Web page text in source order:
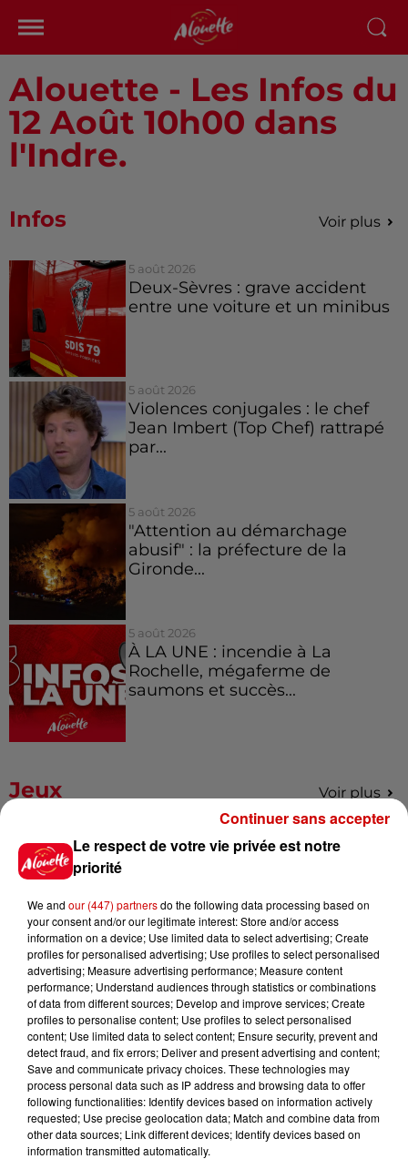
Alouette - Les Infos du
12 Août 10h00 dans
l'Indre.
Infos Voir plus
5 août 2026
Deux-Sèvres : grave accident
entre une voiture et un minibus
5 août 2026
Violences conjugales : le chef
Jean Imbert (Top Chef) rattrapé
par...
5 août 2026
"Attention au démarchage
abusif" : la préfecture de la
Gironde...
5 août 2026
À LA UNE : incendie à La
Rochelle, mégaferme de
saumons et succès...
Jeux Voir plus
Gagnez vos places pour le
Festival du Roi Arthur 2026 !
Gagnez vos entrées pour le
Musée du Sport Automobile au
Mans !
Alouette vous invite à
Futuroscope Xperiences !
Le respect de votre vie privée est notre
priorité
We and our (447) partnersdo the following data processing based on
your consent and/or our legitimate interest: Store and/or access
information on a device; Use limited data to select advertising; Create
profiles for personalised advertising; Use profiles to select personalised
advertising; Measure advertising performance; Measure content
performance; Understand audiences through statistics or combinations
of data from different sources; Develop and improve services; Create
profiles to personalise content; Use profiles to select personalised
content; Use limited data to select content; Ensure security, prevent and
detect fraud, and fix errors; Deliver and present advertising and content;
Save and communicate privacy choices. These technologies may
process personal data such as IP address and browsing data to offer
following functionalities: Identify devices based on information actively
requested; Use precise geolocation data; Match and combine data from
other data sources; Link different devices; Identify devices based on
information transmitted automatically.
Continuer sans accepter